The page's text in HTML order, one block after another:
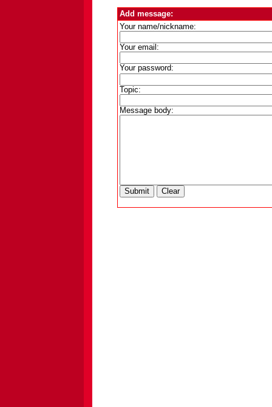
Add message:
Your name/nickname:
Your email:
Your password:
Topic:
Message body: